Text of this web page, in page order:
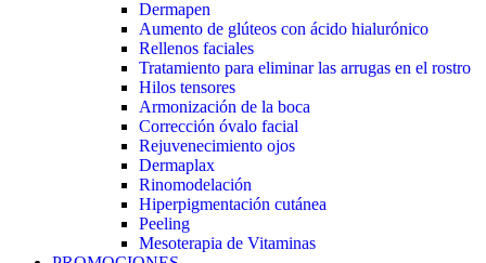
Dermapen
Aumento de glúteos con ácido hialurónico
Rellenos faciales
Tratamiento para eliminar las arrugas en el rostro
Hilos tensores
Armonización de la boca
Corrección óvalo facial
Rejuvenecimiento ojos
Dermaplax
Rinomodelación
Hiperpigmentación cutánea
Peeling
Mesoterapia de Vitaminas